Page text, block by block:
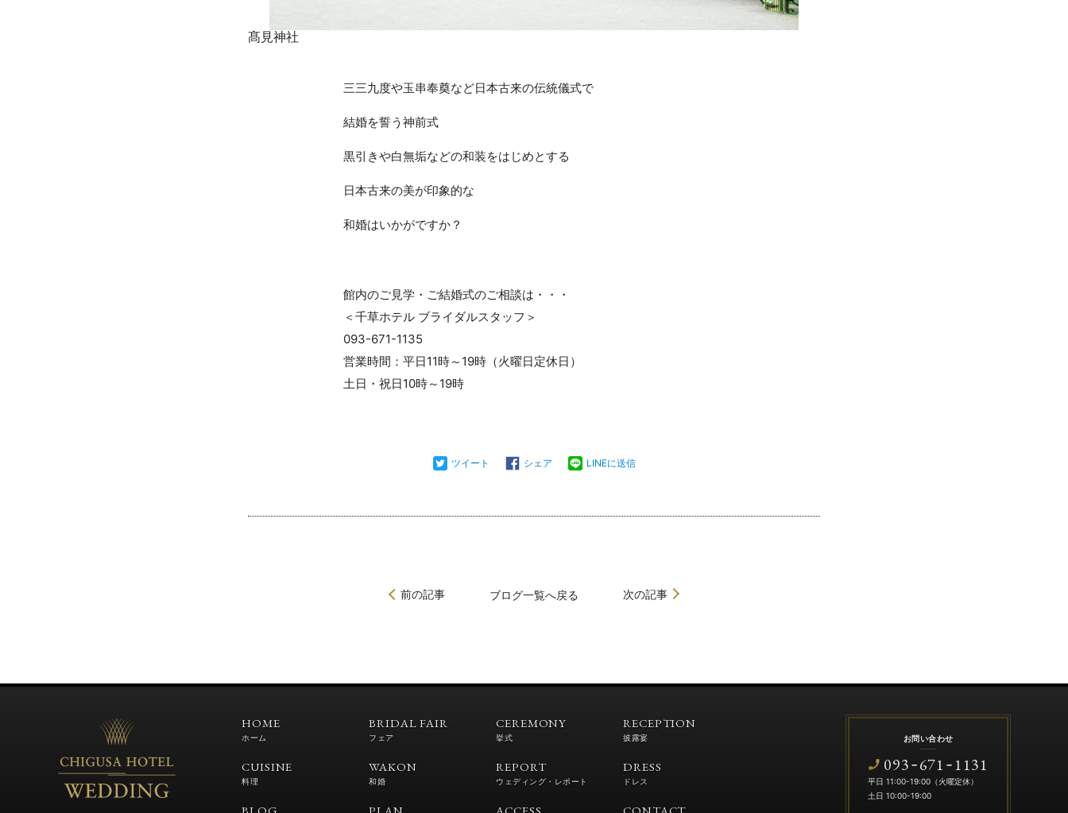
髙見神社
三三九度や玉串奉奠など日本古来の伝統儀式で
結婚を誓う神前式
黒引きや白無垢などの和装をはじめとする
日本古来の美が印象的な
和婚はいかがですか？
館内のご見学・ご結婚式のご相談は・・・
＜千草ホテル ブライダルスタッフ＞
093-671-1135
営業時間：平日11時～19時（火曜日定休日）
土日・祝日10時～19時
ツイート シェア LINEに送信
前の記事 ブログ一覧へ戻る 次の記事
HOME
ホーム
BRIDAL FAIR
フェア
CEREMONY
挙式
RECEPTION
披露宴
CUISINE
料理
WAKON
和婚
REPORT
ウェディング・レポート
DRESS
ドレス
BLOG PLAN ACCESS CONTACT
お問い合わせ
093-671 -1131
平日 11:00-19:00（火曜定休）
土日 10:00-19:00